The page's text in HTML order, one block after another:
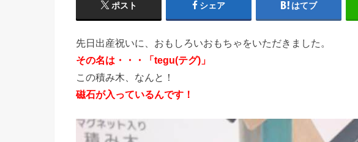
ポスト シェア はてブ
先日出産祝いに、おもしろいおもちゃをいただきました。
その名は・・・「tegu(テグ)」
この積み木、なんと！
磁石が入っているんです！